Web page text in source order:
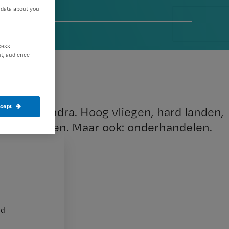
Sandra. Hoog vliegen, hard landen,
weten. Maar ook: onderhandelen.
about you
audience